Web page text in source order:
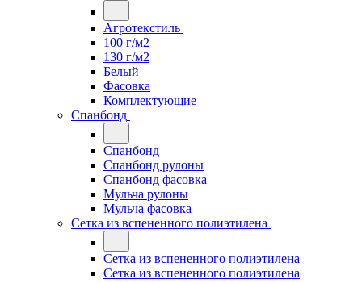
Агротекстиль
100 г/м2
130 г/м2
Белый
Фасовка
Комплектующие
Спанбонд
Спанбонд
Спанбонд рулоны
Спанбонд фасовка
Мульча рулоны
Мульча фасовка
Сетка из вспененного полиэтилена
Сетка из вспененного полиэтилена
Сетка из вспененного полиэтилена